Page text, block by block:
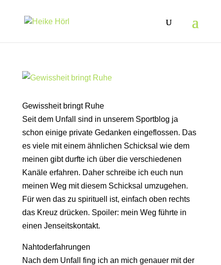
Gewissheit bringt Ruhe
Seit dem Unfall sind in unserem Sportblog ja
schon einige private Gedanken eingeflossen. Das
es viele mit einem ähnlichen Schicksal wie dem
meinen gibt durfte ich über die verschiedenen
Kanäle erfahren. Daher schreibe ich euch nun
meinen Weg mit diesem Schicksal umzugehen.
Für wen das zu spirituell ist, einfach oben rechts
das Kreuz drücken. Spoiler: mein Weg führte in
einen Jenseitskontakt.
Nahtoderfahrungen
Nach dem Unfall fing ich an mich genauer mit der